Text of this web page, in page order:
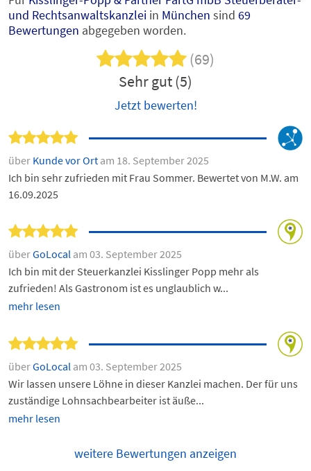
und Rechtsanwaltskanzlei in München sind 69
Bewertungen abgegeben worden.
(69)
Sehr gut (5)
Jetzt bewerten!
über Kunde vor Ort am 18. September 2025
Ich bin sehr zufrieden mit Frau Sommer. Bewertet von M.W. am
16.09.2025
überGoLocal am 03. September 2025
Ich bin mit der Steuerkanzlei Kisslinger Popp mehr als
zufrieden! Als Gastronom ist es unglaublich w...
mehr lesen
überGoLocal am 03. September 2025
Wir lassen unsere Löhne in dieser Kanzlei machen. Der für uns
zuständige Lohnsachbearbeiter ist äuße...
mehr lesen
weitere Bewertungen anzeigen